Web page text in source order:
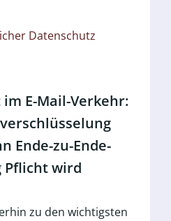
Datenschutz
E-Mail-Verkehr:
Ende-zu-Ende-
Pflicht wird
zu den wichtigsten